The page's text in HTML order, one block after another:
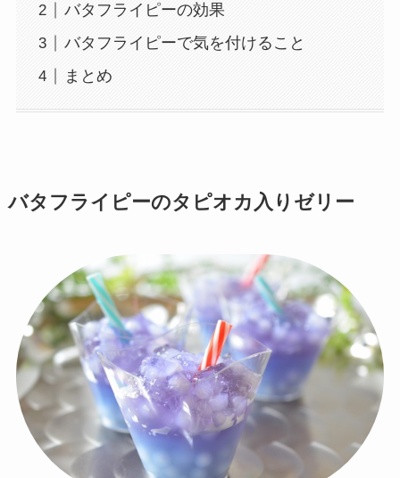
バタフライピーの効果
バタフライピーで気を付けること
まとめ
バタフライピーのタピオカ入りゼリー